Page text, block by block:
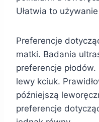
Ułatwia to
Preferencje
matki. Badania
preferencje płodów.
lewy kciuk.
późniejszą
preferencje